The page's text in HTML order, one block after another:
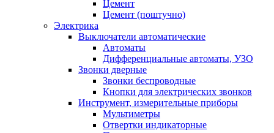
Цемент
Цемент (поштучно)
Электрика
Выключатели автоматические
Автоматы
Дифференциальные автоматы, УЗО
Звонки дверные
Звонки беспроводные
Кнопки для электрических звонков
Инструмент, измерительные приборы
Мультиметры
Отвертки индикаторные